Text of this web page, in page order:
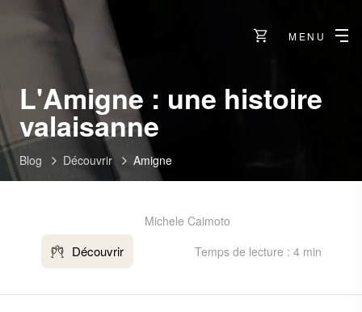
MENU
L'Amigne : une histoire
valaisanne
Blog Découvrir Amigne
Découvrir Temps de lecture : 4 min
Michele Caimoto